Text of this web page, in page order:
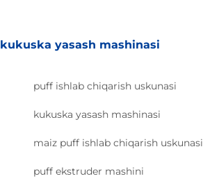
kukuska yasash mashinasi
puff ishlab chiqarish uskunasi
kukuska yasash mashinasi
maiz puff ishlab chiqarish uskunasi
puff ekstruder mashini